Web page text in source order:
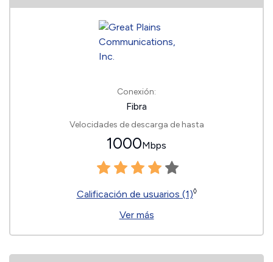
Conexión:
Fibra
Velocidades de descarga de hasta
1000Mbps
Calificación de usuarios (1)◊
Ver más